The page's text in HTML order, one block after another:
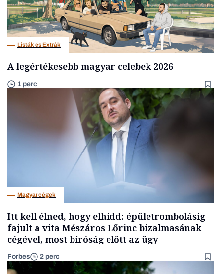
Listák és Extrák
A legértékesebb magyar celebek 2026
1 perc
Magyar cégek
Itt kell élned, hogy elhidd: épületrombolásig
fajult a vita Mészáros Lőrinc bizalmasának
cégével, most bíróság előtt az ügy
Forbes 2 perc